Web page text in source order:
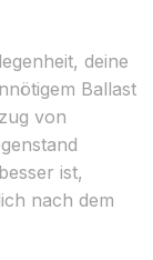
deine
Ballast
von
ist,
nach dem